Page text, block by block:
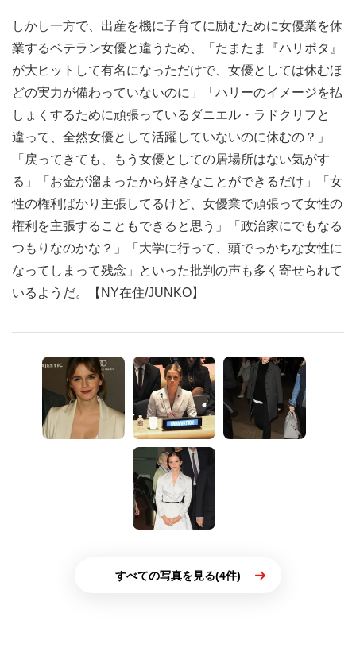
しかし一方で、出産を機に子育てに励むために女優業を休
業するベテラン女優と違うため、「たまたま『ハリポタ』
が大ヒットして有名になっただけで、女優としては休むほ
どの実力が備わっていないのに」「ハリーのイメージを払
しょくするために頑張っているダニエル・ラドクリフと
違って、全然女優として活躍していないのに休むの？」
「戻ってきても、もう女優としての居場所はない気がす
る」「お金が溜まったから好きなことができるだけ」「女
性の権利ばかり主張してるけど、女優業で頑張って女性の
権利を主張することもできると思う」「政治家にでもなる
つもりなのかな？」「大学に行って、頭でっかちな女性に
なってしまって残念」といった批判の声も多く寄せられて
いるようだ。【NY在住/JUNKO】
すべての写真を見る(4件)